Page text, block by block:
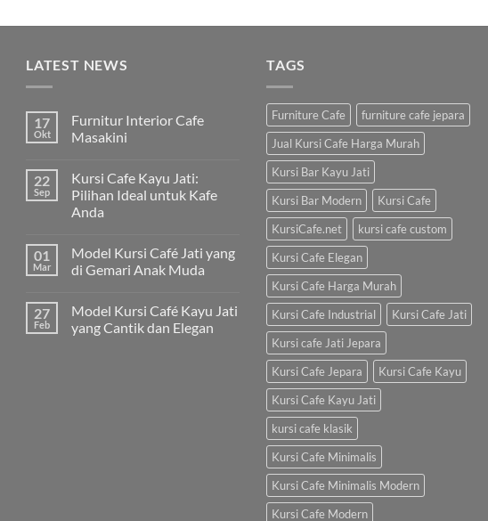
LATEST NEWS
17
Okt
Furnitur Interior Cafe
Masakini
22
Sep
Kursi Cafe Kayu Jati:
Pilihan Ideal untuk Kafe
Anda
01
Mar
Model Kursi Café Jati yang
di Gemari Anak Muda
27
Feb
Model Kursi Café Kayu Jati
yang Cantik dan Elegan
TAGS
Furniture Cafe
furniture cafe jepara
Jual Kursi Cafe Harga Murah
Kursi Bar Kayu Jati
Kursi Bar Modern
Kursi Cafe
KursiCafe.net
kursi cafe custom
Kursi Cafe Elegan
Kursi Cafe Harga Murah
Kursi Cafe Industrial
Kursi Cafe Jati
Kursi cafe Jati Jepara
Kursi Cafe Jepara
Kursi Cafe Kayu
Kursi Cafe Kayu Jati
kursi cafe klasik
Kursi Cafe Minimalis
Kursi Cafe Minimalis Modern
Kursi Cafe Modern